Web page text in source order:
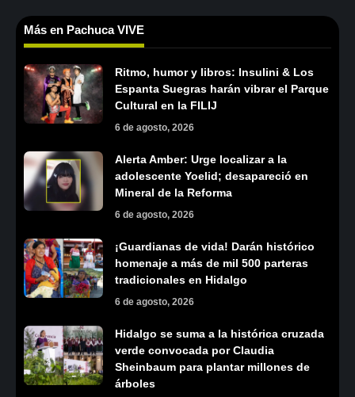
Más en Pachuca VIVE
Ritmo, humor y libros: Insulini & Los
Espanta Suegras harán vibrar el Parque
Cultural en la FILIJ
6 de agosto, 2026
Alerta Amber: Urge localizar a la
adolescente Yoelid; desapareció en
Mineral de la Reforma
6 de agosto, 2026
¡Guardianas de vida! Darán histórico
homenaje a más de mil 500 parteras
tradicionales en Hidalgo
6 de agosto, 2026
Hidalgo se suma a la histórica cruzada
verde convocada por Claudia
Sheinbaum para plantar millones de
árboles